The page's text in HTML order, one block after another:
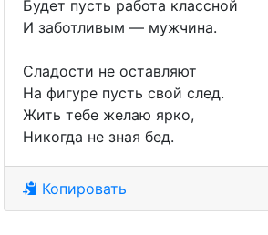
Будет пусть работа классной
И заботливым — мужчина.
Сладости не оставляют
На фигуре пусть свой след.
Жить тебе желаю ярко,
Никогда не зная бед.
Копировать